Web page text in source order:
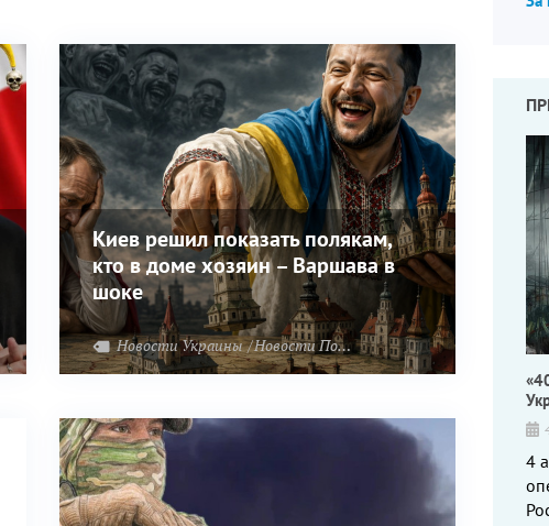
Киев решил показать полякам,
кто в доме хозяин – Варшава в
шоке
Новости Украины Новости Польши
4